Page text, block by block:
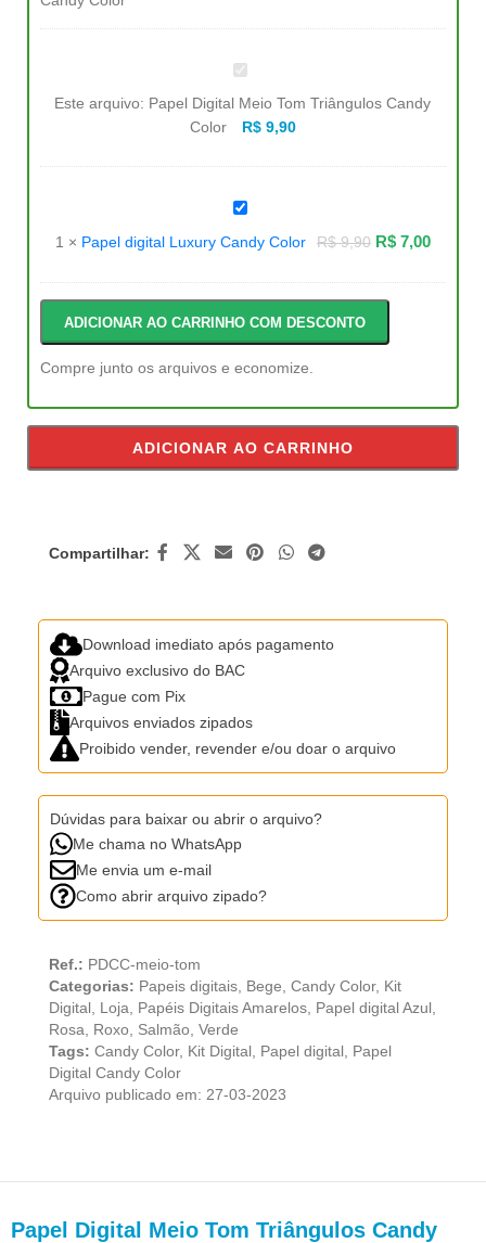
Papel
Digital
Meio
Tom
Triângulos
Este arquivo: Papel Digital Meio Tom Triângulos Candy
Color
R$9,90
Papel
digital
Candy
1 × Papel digital Luxury Candy Color R$9,90 R$7,00
ADICIONAR AO CARRINHO COM DESCONTO
Compre junto os arquivos e economize.
ADICIONAR AO CARRINHO
Compartilhar:
Download imediato após pagamento
Arquivo exclusivo do BAC
Pague com Pix
Arquivos enviados zipados
Proibido vender, revender e/ou doar o arquivo
Dúvidas para baixar ou abrir o arquivo?
Me chama no WhatsApp
Me envia um e-mail
Como abrir arquivo zipado?
Ref.: PDCC-meio-tom
Categorias: Papeis digitais Bege Candy Color, Kit
Digital Loja Papéis Digitais Amarelos Papel digital Azul
Rosa
Roxo Salmão Verde
Tags: Candy Color, Kit Digital Papel digital Papel
Digital Candy Color
Arquivo publicado em: 27-03-2023
Papel Digital Meio Tom Triângulos Candy